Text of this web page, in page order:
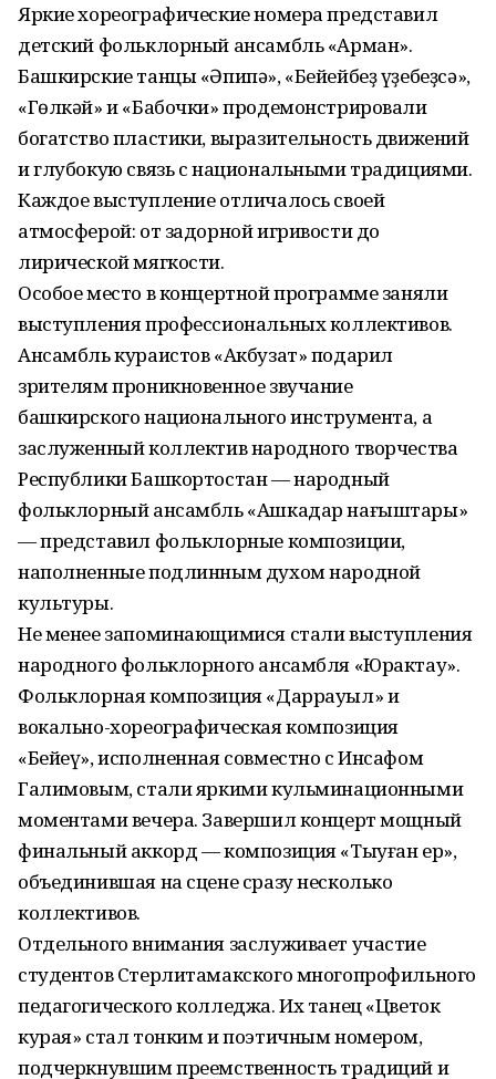
Яркие хореографические номера представил
детский фольклорный ансамбль «Арман».
Башкирские танцы «Әпипә», «Бейейбеҙ үҙебеҙсә»,
«Гөлкәй» и «Бабочки» продемонстрировали
богатство пластики, выразительность движений
и глубокую связь с национальными традициями.
Каждое выступление отличалось своей
атмосферой: от задорной игривости до
лирической мягкости.
Особое место в концертной программе заняли
выступления профессиональных коллективов.
Ансамбль кураистов «Акбузат» подарил
зрителям проникновенное звучание
башкирского национального инструмента, а
заслуженный коллектив народного творчества
Республики Башкортостан — народный
фольклорный ансамбль «Ашкадар нағыштары»
— представил фольклорные композиции,
наполненные подлинным духом народной
культуры.
Не менее запоминающимися стали выступления
народного фольклорного ансамбля «Юрактау».
Фольклорная композиция «Даррауыл» и
вокально-хореографическая композиция
«Бейеү», исполненная совместно с Инсафом
Галимовым, стали яркими кульминационными
моментами вечера. Завершил концерт мощный
финальный аккорд — композиция «Тыуған ер»,
объединившая на сцене сразу несколько
коллективов.
Отдельного внимания заслуживает участие
студентов Стерлитамакского многопрофильного
педагогического колледжа. Их танец «Цветок
курая» стал тонким и поэтичным номером,
подчеркнувшим преемственность традиций и